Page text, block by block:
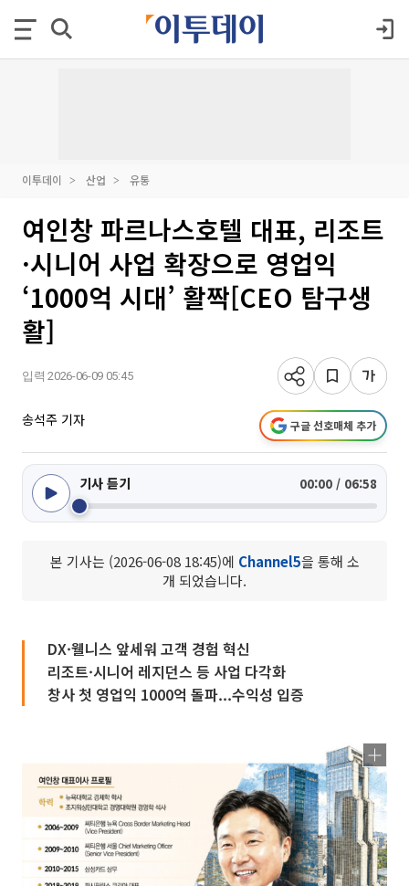
이투데이 산업 유통
여인창 파르나스호텔 대표, 리조트
·시니어 사업 확장으로 영업익
‘1000억 시대’ 활짝[CEO 탐구생
활]
입력 2026-06-09 05:45
송석주 기자 구글 선호매체 추가
기사 듣기 00:00 / 06:58
본 기사는 (2026-06-08 18:45)에 Channel5을 통해 소
개 되었습니다.
DX·웰니스 앞세워 고객 경험 혁신
리조트·시니어 레지던스 등 사업 다각화
창사 첫 영업익 1000억 돌파...수익성 입증